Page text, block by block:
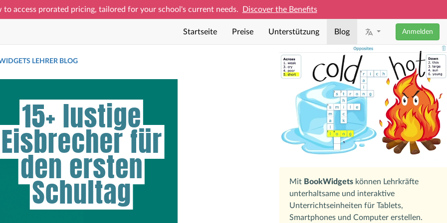
to access prorated pricing, tailored for your school's current needs. Discover the Benefits
Startseite Preise Unterstützung Blog Anmelden
LEHRER BLOG
Mit BookWidgets können Lehrkräfte
unterhaltsame und interaktive
Unterrichtseinheiten für Tablets,
Smartphones und Computer erstellen.